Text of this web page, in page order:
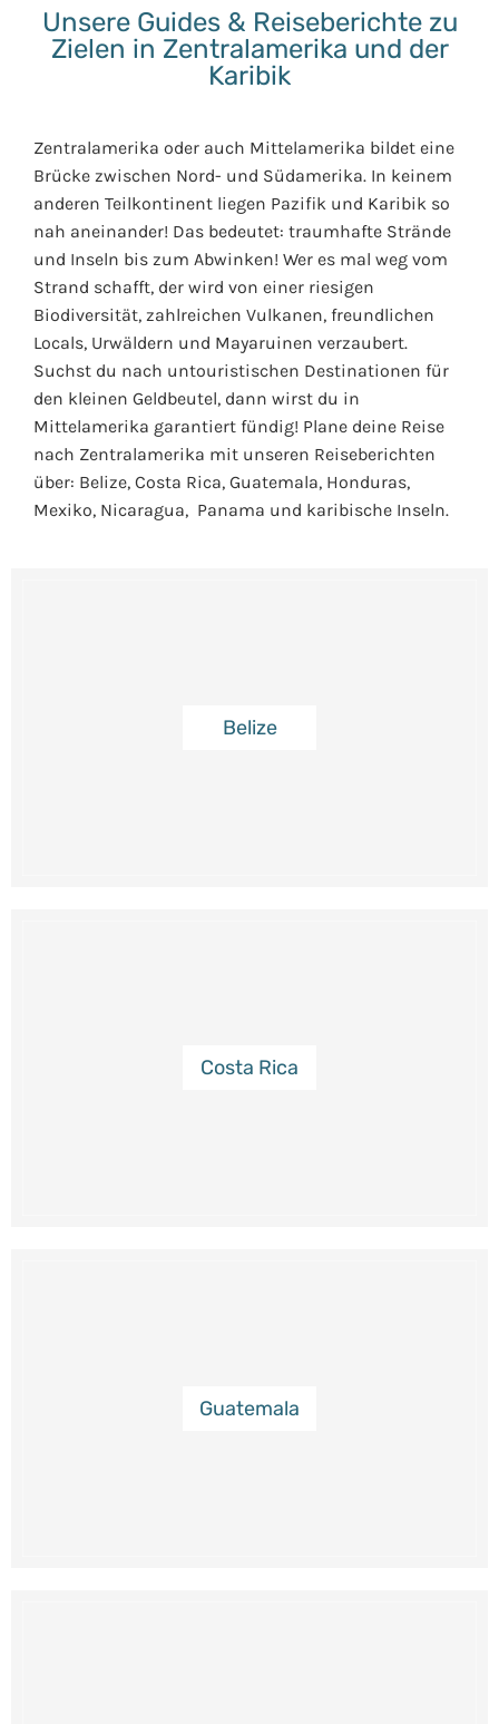
Unsere Guides & Reiseberichte zu
Zielen in Zentralamerika und der
Karibik
Zentralamerika oder auch Mittelamerika bildet eine
Brücke zwischen Nord- und Südamerika. In keinem
anderen Teilkontinent liegen Pazifik und Karibik so
nah aneinander! Das bedeutet: traumhafte Strände
und Inseln bis zum Abwinken! Wer es mal weg vom
Strand schafft, der wird von einer riesigen
Biodiversität, zahlreichen Vulkanen, freundlichen
Locals, Urwäldern und Mayaruinen verzaubert.
Suchst du nach untouristischen Destinationen für
den kleinen Geldbeutel, dann wirst du in
Mittelamerika garantiert fündig! Plane deine Reise
nach Zentralamerika mit unseren Reiseberichten
über: Belize, Costa Rica, Guatemala, Honduras,
Mexiko, Nicaragua, Panama und karibische Inseln.
Belize
Costa Rica
Guatemala